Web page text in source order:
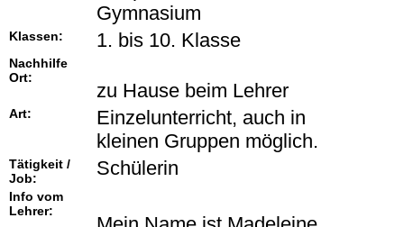
Gymnasium
Klassen: 1. bis 10. Klasse
Nachhilfe
Ort:
zu Hause beim Lehrer
Art:
Einzelunterricht, auch in
kleinen Gruppen möglich.
Tätigkeit /
Job:
Schülerin
Info vom
Lehrer: